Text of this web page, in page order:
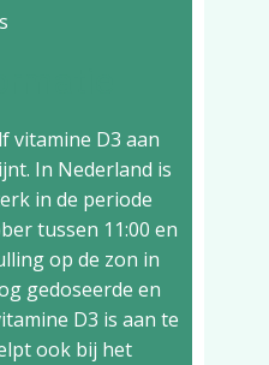
vitamine D3 aan
In Nederland is
in de periode
tussen 11:00 en
op de zon in
gedoseerde en
D3 is aan te
ook bij het